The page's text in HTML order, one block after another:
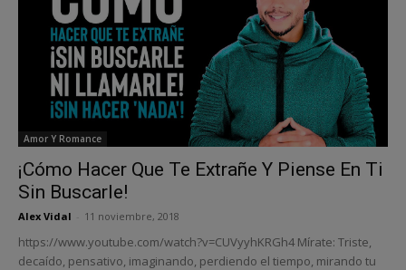
Amor Y Romance
¡Cómo Hacer Que Te Extrañe Y Piense En Ti
Sin Buscarle!
Alex Vidal 11 noviembre, 2018
https://www.youtube.com/watch?v=CUVyyhKRGh4 Mírate: Triste,
decaído, pensativo, imaginando, perdiendo el tiempo, mirando tu